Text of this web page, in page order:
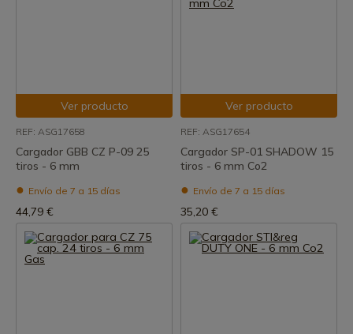
Ver producto
REF: ASG17658
Cargador GBB CZ P-09 25
tiros - 6 mm
Envío de 7 a 15 días
44,79 €
Ver producto
REF: ASG17654
Cargador SP-01 SHADOW 15
tiros - 6 mm Co2
Envío de 7 a 15 días
35,20 €